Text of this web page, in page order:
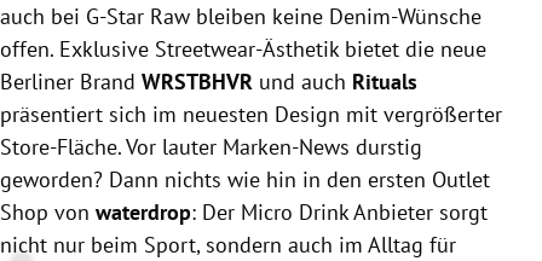
auch bei G-Star Raw bleiben keine Denim-Wünsche
offen. Exklusive Streetwear-Ästhetik bietet die neue
Berliner Brand WRSTBHVR und auch Rituals
präsentiert sich im neuesten Design mit vergrößerter
Store-Fläche. Vor lauter Marken-News durstig
geworden? Dann nichts wie hin in den ersten Outlet
Shop von waterdrop: Der Micro Drink Anbieter sorgt
nicht nur beim Sport, sondern auch im Alltag für